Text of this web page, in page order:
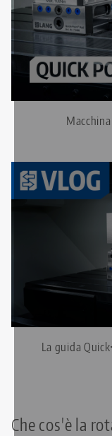
Questo video
video,
Questo video
video,
La guida
Che cos'è la